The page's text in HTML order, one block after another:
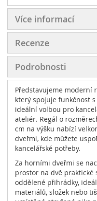
Více informací
Recenze
Podrobnosti
Představujeme moderní
který spojuje funkčnost
ideální volbou pro
ateliér. Regál o
cm na výšku nabízí
dveřmi, kde můžete
kancelářské potřeby.
Za horními dveřmi se
prostor na dvě praktické
oddělené přihrádky,
materiálů, složek nebo